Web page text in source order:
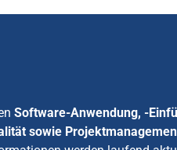
Software-Anwendung, -
sowie